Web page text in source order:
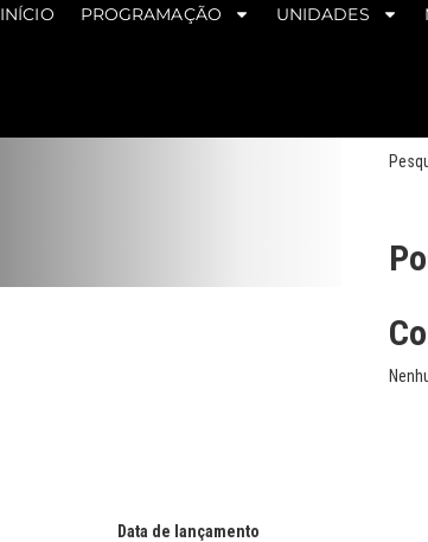
INÍCIO PROGRAMAÇÃO UNIDADES
Data de lançamento